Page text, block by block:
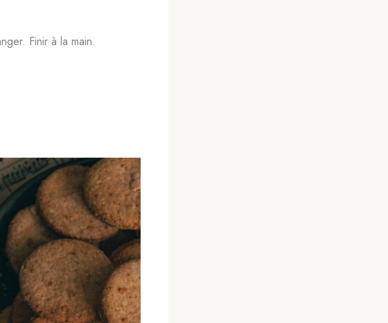
Finir à la main.